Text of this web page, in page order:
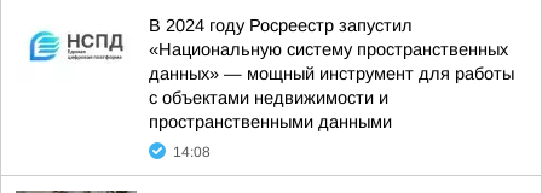
В 2024 году Росреестр запустил
«Национальную систему пространственных
данных» — мощный инструмент для работы
с объектами недвижимости и
пространственными данными
14:08